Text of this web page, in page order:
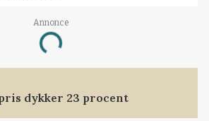
Annonce
Loading...
dykker 23 procent